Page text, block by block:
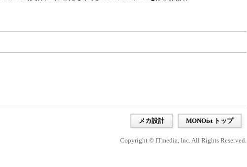
メカ設計 MONOist トップ
Copyright © ITmedia, Inc. All Rights Reserved.